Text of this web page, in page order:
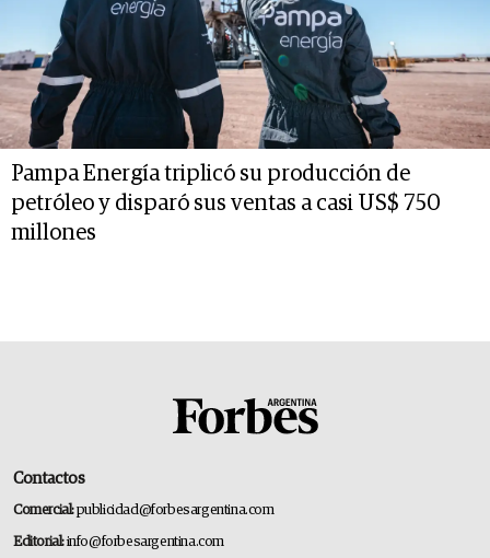
Pampa Energía triplicó su producción de
petróleo y disparó sus ventas a casi US$ 750
millones
Contactos
Comercial:publicidad@forbesargentina.com
Editorial:info@forbesargentina.com